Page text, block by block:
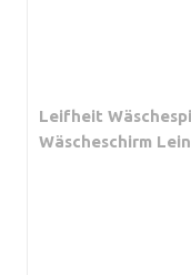
Leifheit
Wäscheschirm